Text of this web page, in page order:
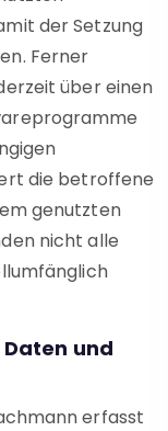
der Setzung
Ferner
über einen
die betroffene
genutzten
nicht alle
und
erfasst